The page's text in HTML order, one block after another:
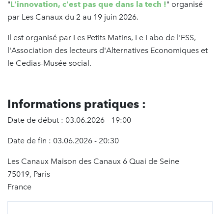
"L'innovation, c'est pas que dans la tech !" organisé
par Les Canaux du 2 au 19 juin 2026.
Il est organisé par Les Petits Matins, Le Labo de l'ESS,
l'Association des lecteurs d'Alternatives Economiques et
le Cedias-Musée social.
Informations pratiques :
Date de début : 03.06.2026 - 19:00
Date de fin : 03.06.2026 - 20:30
Les Canaux Maison des Canaux 6 Quai de Seine
75019, Paris
France